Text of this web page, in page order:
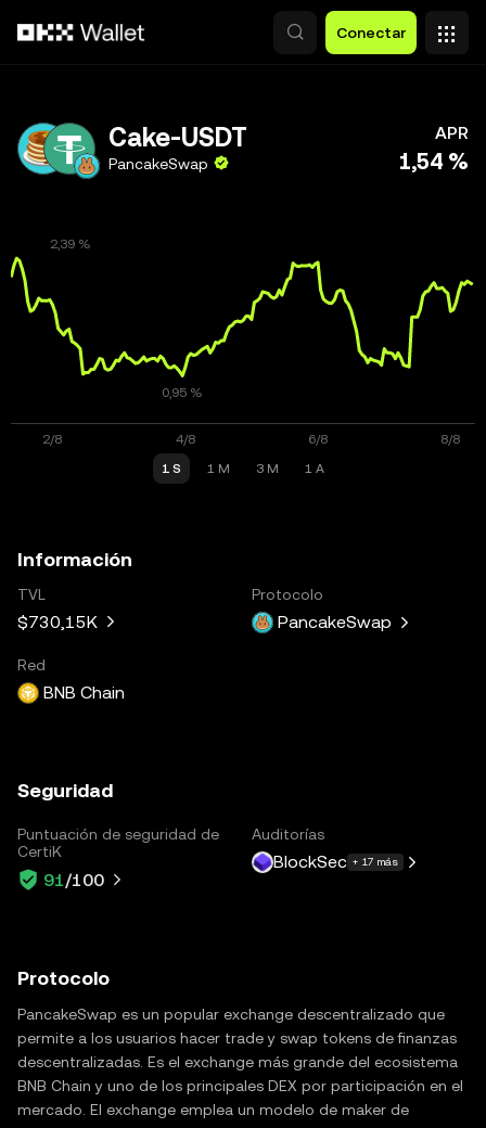
Conectar
Cake-USDT
PancakeSwap
APR
1,54 %
1 S 1 M 3 M 1 A
Información
TVL
$730,15K
Protocolo
PancakeSwap
Red
BNB Chain
Seguridad
Puntuación de seguridad de
CertiK
91/100
Auditorías
BlockSec + 17 más
Protocolo
PancakeSwap es un popular exchange descentralizado que
permite a los usuarios hacer trade y swap tokens de finanzas
descentralizadas. Es el exchange más grande del ecosistema
BNB Chain y uno de los principales DEX por participación en el
mercado. El exchange emplea un modelo de maker de